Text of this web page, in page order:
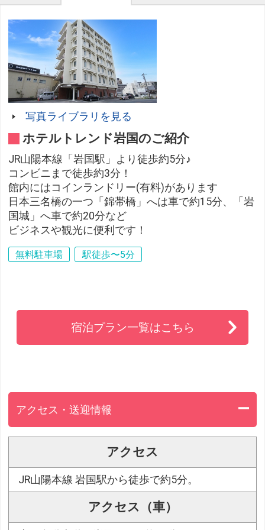
写真ライブラリを見る
ホテルトレンド岩国のご紹介
JR山陽本線「岩国駅」より徒歩約5分♪
コンビニまで徒歩約3分！
館内にはコインランドリー(有料)があります
日本三名橋の一つ「錦帯橋」へは車で約15分、「岩
国城」へ車で約20分など
ビジネスや観光に便利です！
無料駐車場 駅徒歩〜5分
宿泊プラン一覧はこちら
アクセス・送迎情報
アクセス
JR山陽本線 岩国駅から徒歩で約5分。
アクセス（車）